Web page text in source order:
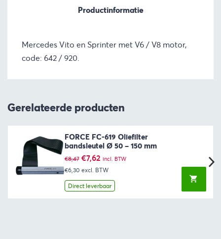
Productinformatie
Mercedes Vito en Sprinter met V6 / V8 motor,
code: 642 / 920.
Gerelateerde producten
FORCE FC-619 Oliefilter
bandsleutel Ø 50 – 150 mm
€8,47 Oorspronkelijke
prijs
was:
€8,47.
€7,62Huidige
prijs
is:
€7,62.
incl. BTW
€6,30 excl. BTW
Direct leverbaar